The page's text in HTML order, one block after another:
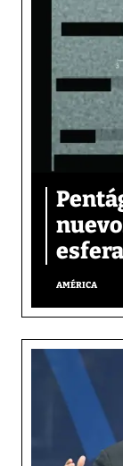
AMÉRICA